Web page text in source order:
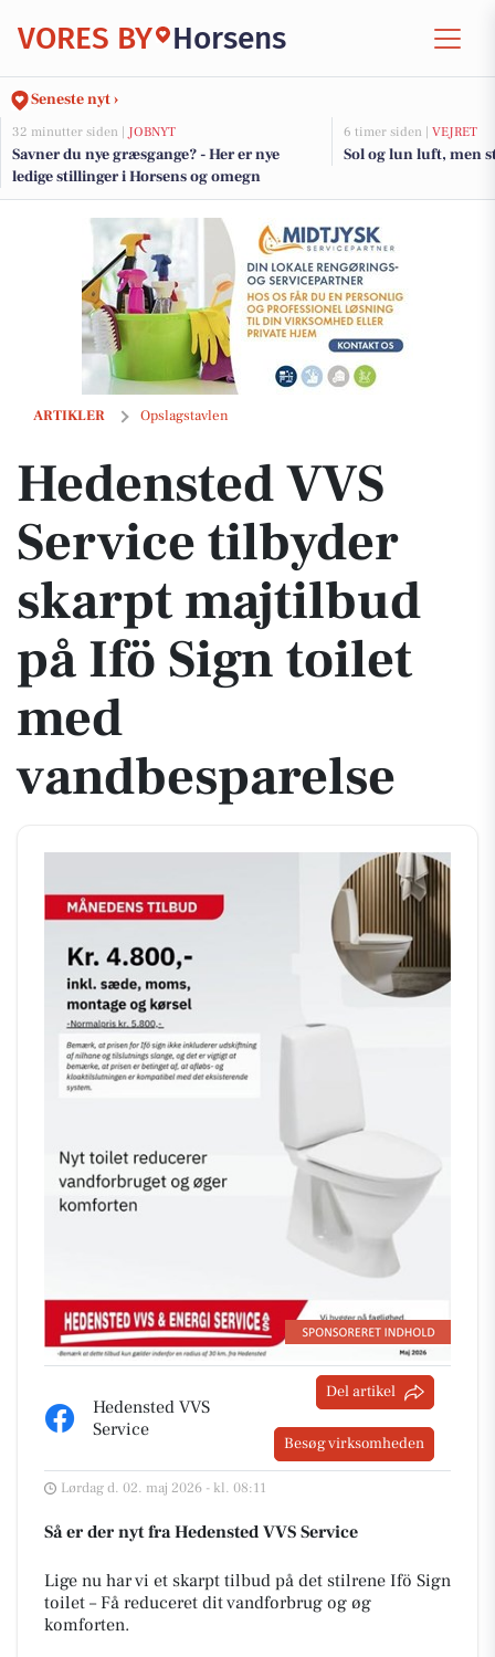
VORES BY Horsens
Seneste nyt ›
32 minutter siden | JOBNYT
Savner du nye græsgange? - Her er nye
ledige stillinger i Horsens og omegn
6 timer siden | VEJRET
Sol og lun luft, men
ARTIKLER Opslagstavlen
Hedensted VVS Service tilbyder skarpt majtilbud på Ifö Sign toilet
Hedensted VVS
Service tilbyder
skarpt majtilbud
på Ifö Sign toilet
med
vandbesparelse
Hedensted VVS
Service
Del artikel
Besøg virksomheden
Lørdag d. 02. maj 2026 - kl. 08:11
Så er der nyt fra Hedensted VVS Service
Lige nu har vi et skarpt tilbud på det stilrene Ifö Sign
toilet – Få reduceret dit vandforbrug og øg
komforten.